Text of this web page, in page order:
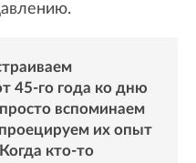
45-го года ко дню
вспоминаем
их опыт
кто-то